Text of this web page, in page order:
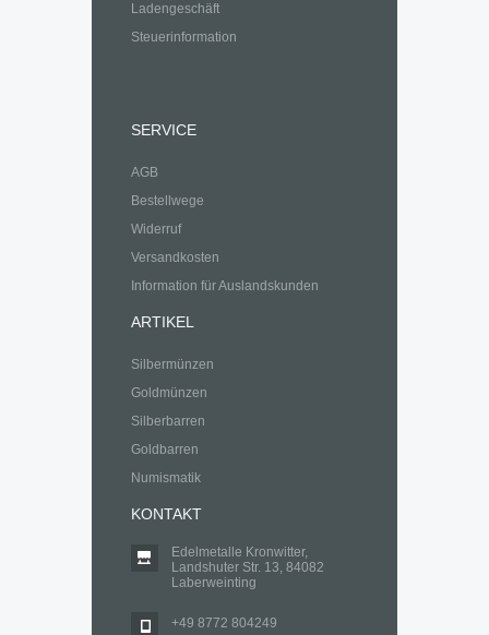
Ladengeschäft
Steuerinformation
SERVICE
AGB
Bestellwege
Widerruf
Versandkosten
Information für Auslandskunden
ARTIKEL
Silbermünzen
Goldmünzen
Silberbarren
Goldbarren
Numismatik
KONTAKT
Edelmetalle Kronwitter,
Landshuter Str. 13, 84082
Laberweinting
+49 8772 804249